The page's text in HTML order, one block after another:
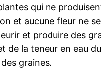
qui ne
et aucune fleur ne
et produire des
de la teneur en eau
graines.